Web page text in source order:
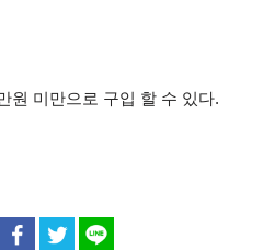
원 미만으로 구입 할 수 있다.